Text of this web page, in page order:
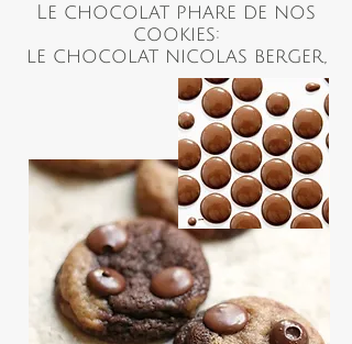
Le chocolat phare de nos
cookies:
le chocolat nicolas berger,